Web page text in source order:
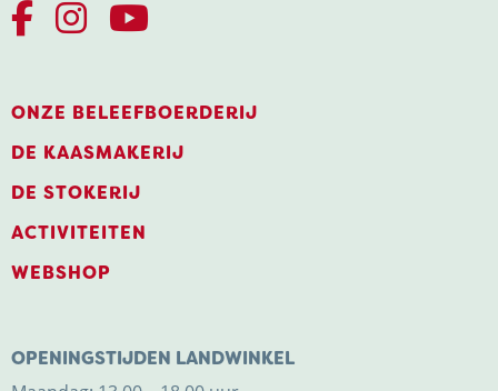
ONZE BELEEFBOERDERIJ
DE KAASMAKERIJ
DE STOKERIJ
ACTIVITEITEN
WEBSHOP
OPENINGSTIJDEN LANDWINKEL